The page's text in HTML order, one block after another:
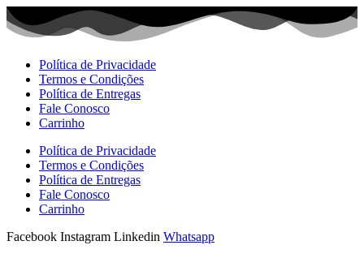
Ir
para
Política de Privacidade
Termos e Condições
Política de Entregas
Fale Conosco
Carrinho
Política de Privacidade
Termos e Condições
Política de Entregas
Fale Conosco
Carrinho
Facebook Instagram Linkedin Whatsapp